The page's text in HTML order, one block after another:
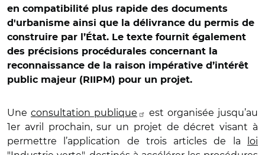
en compatibilité plus rapide des documents
d'urbanisme ainsi que la délivrance du permis de
construire par l’État. Le texte fournit également
des précisions procédurales concernant la
reconnaissance de la raison impérative d’intérêt
public majeur (RIIPM) pour un projet.
Une consultation publique
est organisée jusqu’au
1er avril prochain, sur un projet de décret visant à
permettre l’application de trois articles de la
loi